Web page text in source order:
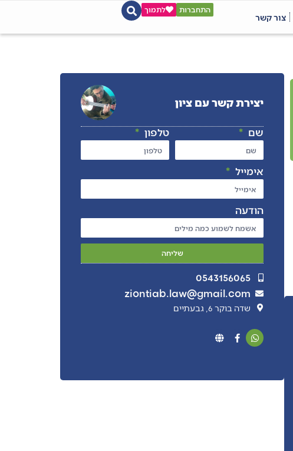
צור קשר
התחברות לתמוך
יצירת קשר עם ציון
שם טלפון
אימייל
הודעה
שליחה
0543156065
ziontiab.law@gmail.com
שדה בוקר 6, גבעתיים